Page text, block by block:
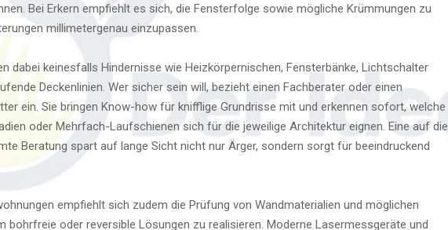
Bei Erkern empfiehlt es sich, die Fensterfolge sowie mögliche Krümmungen zu
millimetergenau einzupassen.
dabei keinesfalls Hindernisse wie Heizkörpernischen, Fensterbänke, Lichtschalter
Deckenlinien. Wer sicher sein will, bezieht einen Fachberater oder einen
ein. Sie bringen Know-how für knifflige Grundrisse mit und erkennen sofort, welche
oder Mehrfach-Laufschienen sich für die jeweilige Architektur eignen. Eine auf die
Beratung spart auf lange Sicht nicht nur Ärger, sondern sorgt für beeindruckend
empfiehlt sich zudem die Prüfung von Wandmaterialien und möglichen
bohrfreie oder reversible Lösungen zu realisieren. Moderne Lasermessgeräte und